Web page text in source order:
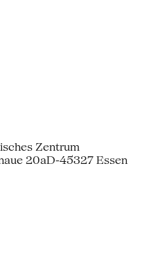
Zentrum
20aD-45327 Essen